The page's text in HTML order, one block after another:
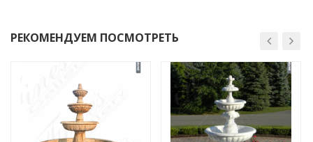
РЕКОМЕНДУЕМ ПОСМОТРЕТЬ